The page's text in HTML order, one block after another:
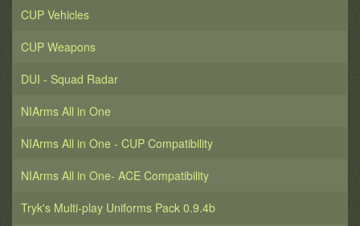
CUP Vehicles
CUP Weapons
DUI - Squad Radar
NIArms All in One
NIArms All in One - CUP Compatibility
NIArms All in One- ACE Compatibility
Tryk's Multi-play Uniforms Pack 0.9.4b